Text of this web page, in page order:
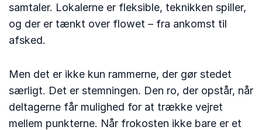
samtaler. Lokalerne er fleksible, teknikken spiller,
og der er tænkt over flowet – fra ankomst til
afsked.
Men det er ikke kun rammerne, der gør stedet
særligt. Det er stemningen. Den ro, der opstår, når
deltagerne får mulighed for at trække vejret
mellem punkterne. Når frokosten ikke bare er et